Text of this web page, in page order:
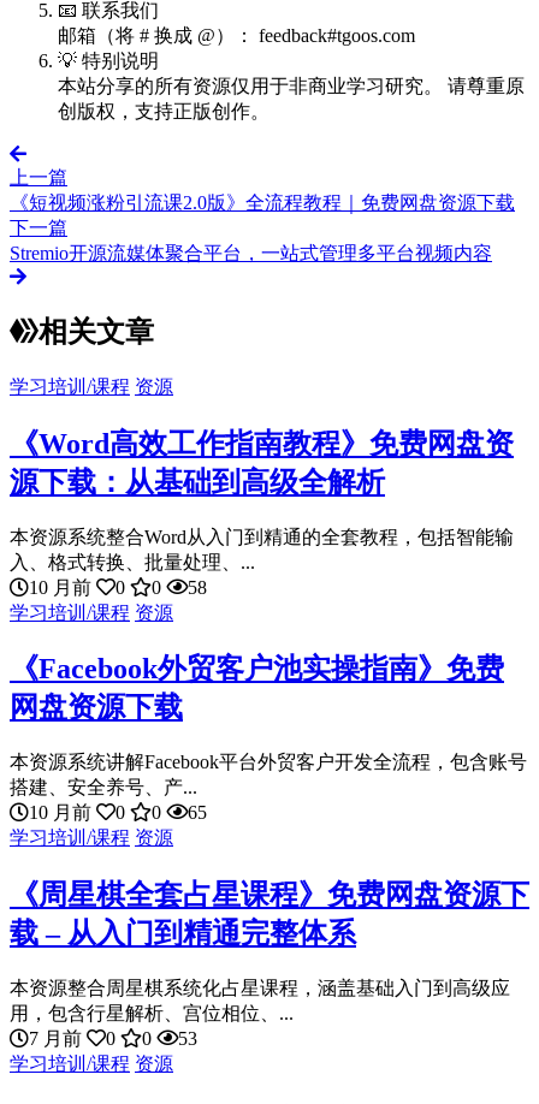
📧 联系我们
邮箱（将 # 换成 @）： feedback#tgoos.com
💡 特别说明
本站分享的所有资源仅用于非商业学习研究。 请尊重原
创版权，支持正版创作。
上一篇
《短视频涨粉引流课2.0版》全流程教程｜免费网盘资源下载
下一篇
Stremio开源流媒体聚合平台，一站式管理多平台视频内容
相关文章
学习培训/课程 资源
《Word高效工作指南教程》免费网盘资
源下载：从基础到高级全解析
本资源系统整合Word从入门到精通的全套教程，包括智能输
入、格式转换、批量处理、...
10 月前
0 0
58
学习培训/课程 资源
《Facebook外贸客户池实操指南》免费
网盘资源下载
本资源系统讲解Facebook平台外贸客户开发全流程，包含账号
搭建、安全养号、产...
10 月前
0 0
65
学习培训/课程 资源
《周星棋全套占星课程》免费网盘资源下
载 – 从入门到精通完整体系
本资源整合周星棋系统化占星课程，涵盖基础入门到高级应
用，包含行星解析、宫位相位、...
7 月前
0 0
53
学习培训/课程 资源